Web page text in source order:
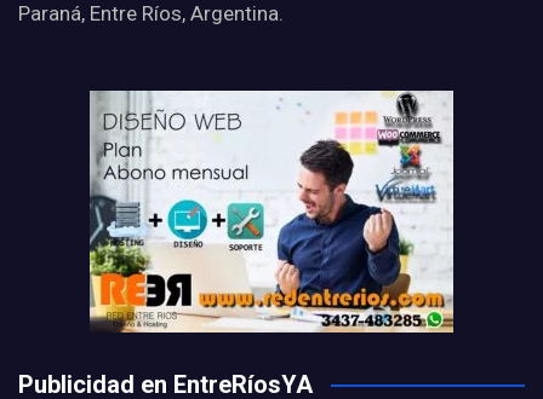
Paraná, Entre Ríos, Argentina.
Publicidad en EntreRíosYA